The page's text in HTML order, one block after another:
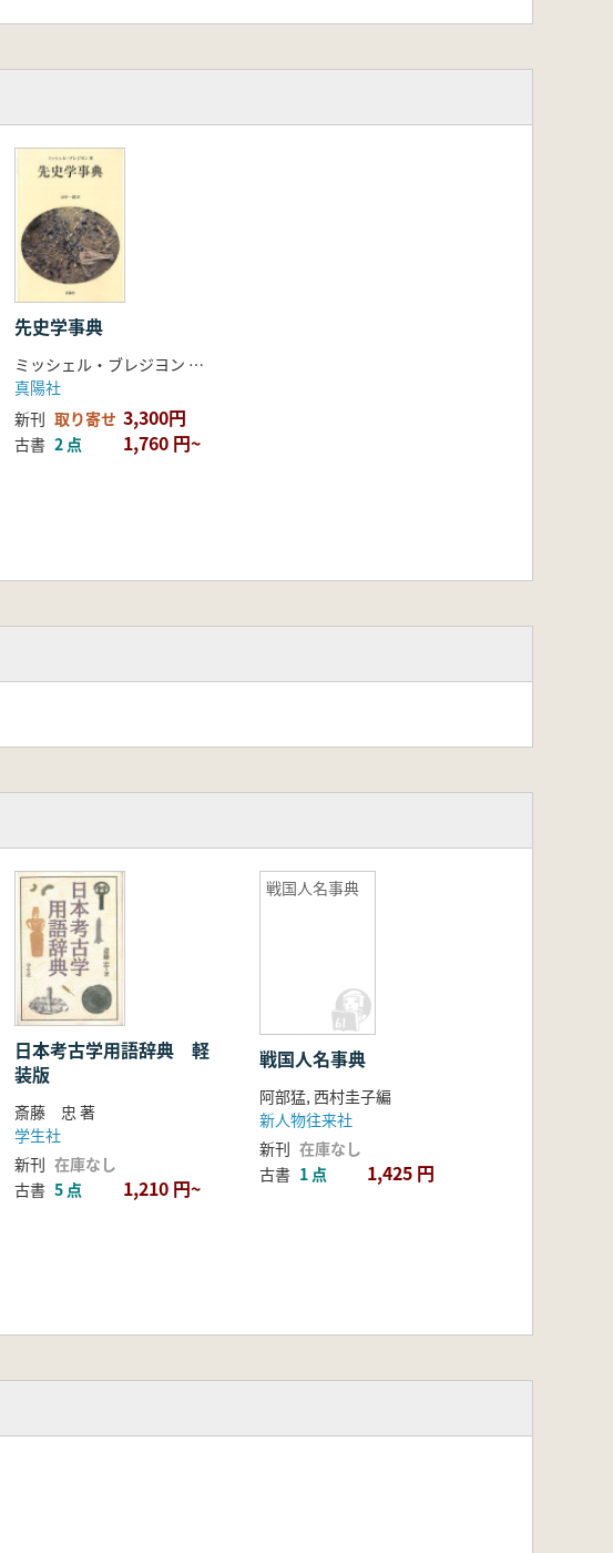
先史学事典
ミッシェル・ブレジヨン 著 山中一郎 訳
真陽社
新刊 取り寄せ 3,300円
古書 2 点 1,760 円~
日本考古学用語辞典 軽
装版
斎藤 忠 著
学生社
新刊 在庫なし
古書 5 点 1,210 円~
戦国人名事典
戦国人名事典
阿部猛, 西村圭子編
新人物往来社
新刊 在庫なし
古書 1 点 1,425 円